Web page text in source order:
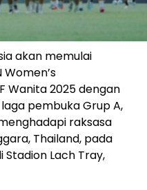
akan memulai
Wanita 2025 dengan
pembuka Grup A,
raksasa
Thailand, pada
Stadion Lach Tray,